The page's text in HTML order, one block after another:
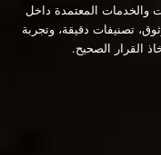
المعتمدة داخل
تصنيفات دقيقة، وتجربة
القرار الصحيح.